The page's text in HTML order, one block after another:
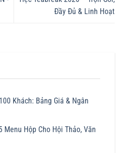
Đầy Đủ & Linh Hoạt
Khách: Bảng Giá & Ngân
Menu Hộp Cho Hội Thảo, Văn